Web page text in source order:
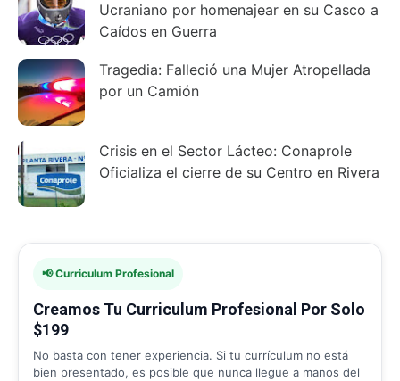
Ucraniano por homenajear en su Casco a
Caídos en Guerra
Tragedia: Falleció una Mujer Atropellada
por un Camión
Crisis en el Sector Lácteo: Conaprole
Oficializa el cierre de su Centro en Rivera
📢 Curriculum Profesional
Creamos Tu Curriculum Profesional Por Solo
$199
No basta con tener experiencia. Si tu currículum no está
bien presentado, es posible que nunca llegue a manos del